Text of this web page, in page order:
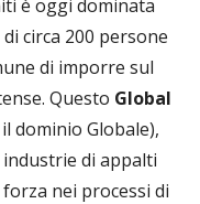
è oggi dominata
circa 200 persone
di imporre sul
Questo Global
dominio Globale),
di appalti
nei processi di